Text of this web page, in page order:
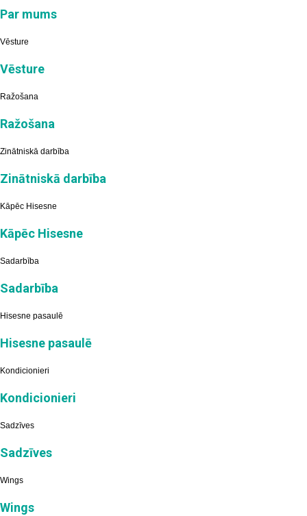
Par mums
Vēsture
Vēsture
Ražošana
Ražošana
Zinātniskā darbība
Zinātniskā darbība
Kāpēc Hisesne
Kāpēc Hisesne
Sadarbība
Sadarbība
Hisesne pasaulē
Hisesne pasaulē
Kondicionieri
Kondicionieri
Sadzīves
Sadzīves
Wings
Wings